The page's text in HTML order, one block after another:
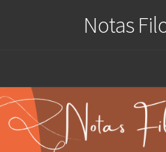
Notas